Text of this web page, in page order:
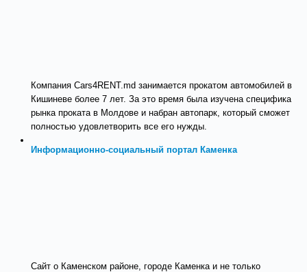
Компания Cars4RENT.md занимается прокатом автомобилей в
Кишиневе более 7 лет. За это время была изучена специфика
рынка проката в Молдове и набран автопарк, который сможет
полностью удовлетворить все его нужды.
Информационно-социальный портал Каменка
Сайт о Каменском районе, городе Каменка и не только